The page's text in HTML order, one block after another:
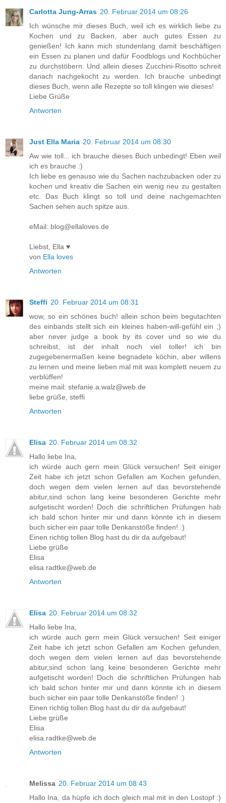
Carlotta Jung-Arras 20. Februar 2014 um 08:26
Ich wünsche mir dieses Buch, weil ich es wirklich liebe zu
Kochen und zu Backen, aber auch gutes Essen zu
genießen! Ich kann mich stundenlang damit beschäftigen
ein Essen zu planen und dafür Foodblogs und Kochbücher
zu durchstöbern. Und allein dieses Zucchini-Risotto schreit
danach nachgekocht zu werden. Ich brauche unbedingt
dieses Buch, wenn alle Rezepte so toll klingen wie dieses!
Liebe Grüße
Antworten
Just Ella Maria 20. Februar 2014 um 08:30
Aw wie toll... ich brauche dieses Buch unbedingt! Eben weil
ich es brauche :)
Ich liebe es genauso wie du Sachen nachzubacken oder zu
kochen und kreativ die Sachen ein wenig neu zu gestalten
etc. Das Buch klingt so toll und deine nachgemachten
Sachen sehen auch spitze aus.
eMail: blog@ellaloves.de
Liebst, Ella ♥
von Ella loves
Antworten
Steffi 20. Februar 2014 um 08:31
wow, so ein schönes buch! allein schon beim begutachten
des einbands stellt sich ein kleines haben-will-gefühl ein ;)
aber never judge a book by its cover und so wie du
schreibst, ist der inhalt noch viel toller! ich bin
zugegebenermaßen keine begnadete köchin, aber willens
zu lernen und meine lieben mal mit was komplett neuem zu
verblüffen!
meine mail: stefanie.a.walz@web.de
liebe grüße, steffi
Antworten
Elisa 20. Februar 2014 um 08:32
Hallo liebe Ina,
ich würde auch gern mein Glück versuchen! Seit einiger
Zeit habe ich jetzt schon Gefallen am Kochen gefunden,
doch wegen dem vielen lernen auf das bevorstehende
abitur,sind schon lang keine besonderen Gerichte mehr
aufgetischt worden! Doch die schriftlichen Prüfungen hab
ich bald schon hinter mir und dann könnte ich in diesem
buch sicher ein paar tolle Denkanstöße finden! :)
Einen richtig tollen Blog hast du dir da aufgebaut!
Liebe grüße
Elisa
elisa.radtke@web.de
Antworten
Elisa 20. Februar 2014 um 08:32
Hallo liebe Ina,
ich würde auch gern mein Glück versuchen! Seit einiger
Zeit habe ich jetzt schon Gefallen am Kochen gefunden,
doch wegen dem vielen lernen auf das bevorstehende
abitur,sind schon lang keine besonderen Gerichte mehr
aufgetischt worden! Doch die schriftlichen Prüfungen hab
ich bald schon hinter mir und dann könnte ich in diesem
buch sicher ein paar tolle Denkanstöße finden! :)
Einen richtig tollen Blog hast du dir da aufgebaut!
Liebe grüße
Elisa
elisa.radtke@web.de
Antworten
Melissa 20. Februar 2014 um 08:43
Hallo Ina, da hüpfe ich doch gleich mal mit in den Lostopf :)